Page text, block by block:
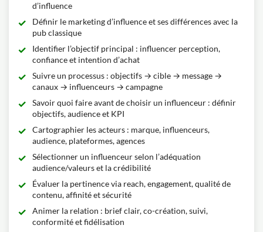
d’influence
Définir le marketing d’influence et ses différences avec la
pub classique
Identifier l’objectif principal : influencer perception,
confiance et intention d’achat
Suivre un processus : objectifs → cible → message →
canaux → influenceurs → campagne
Savoir quoi faire avant de choisir un influenceur : définir
objectifs, audience et KPI
Cartographier les acteurs : marque, influenceurs,
audience, plateformes, agences
Sélectionner un influenceur selon l’adéquation
audience/valeurs et la crédibilité
Évaluer la pertinence via reach, engagement, qualité de
contenu, affinité et sécurité
Animer la relation : brief clair, co-création, suivi,
conformité et fidélisation